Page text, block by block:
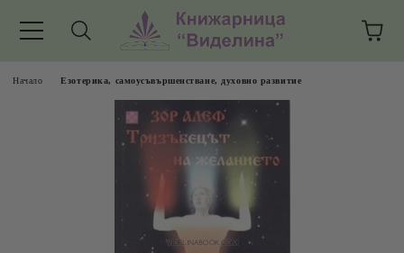
Начало Езотерика, самоусъвършенстване, духовно развитие